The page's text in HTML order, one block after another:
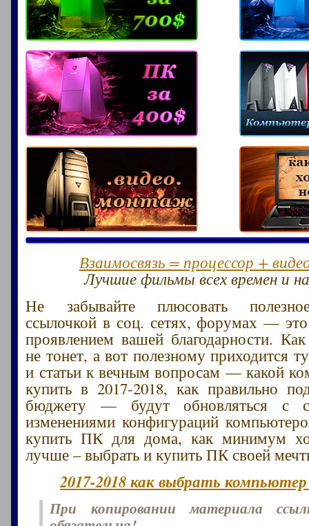
Взаимосвязь = процессор +
Лучшие фильмы всех времен и
Не забывайте плюсовать
ссылочкой в соц. сетях, форумах —
проявлением вашей благодарности.
не тонет, а вот полезному приходится
и статьи к вечным вопросам — какой
купить в 2017-2018, как правильно
бюджету — будут обновляться с
изменениями конфигураций
купить ПК для дома, как минимум
лучше – выбрать и купить ПК своей
2017-2018 как выбрать
При копировании материала